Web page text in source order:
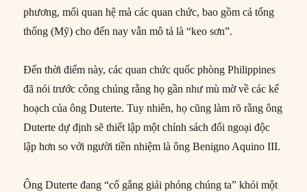
phương, mối quan hệ mà các quan chức, bao gồm cả tổng
thống (Mỹ) cho đến nay vẫn mô tả là “keo sơn”.
Đến thời điểm này, các quan chức quốc phòng Philippines
đã nói trước công chúng rằng họ gần như mù mờ về các kế
hoạch của ông Duterte. Tuy nhiên, họ cũng làm rõ rằng ông
Duterte dự định sẽ thiết lập một chính sách đối ngoại độc
lập hơn so với người tiền nhiệm là ông Benigno Aquino III.
Ông Duterte đang “cố gắng giải phóng chúng ta” khỏi một